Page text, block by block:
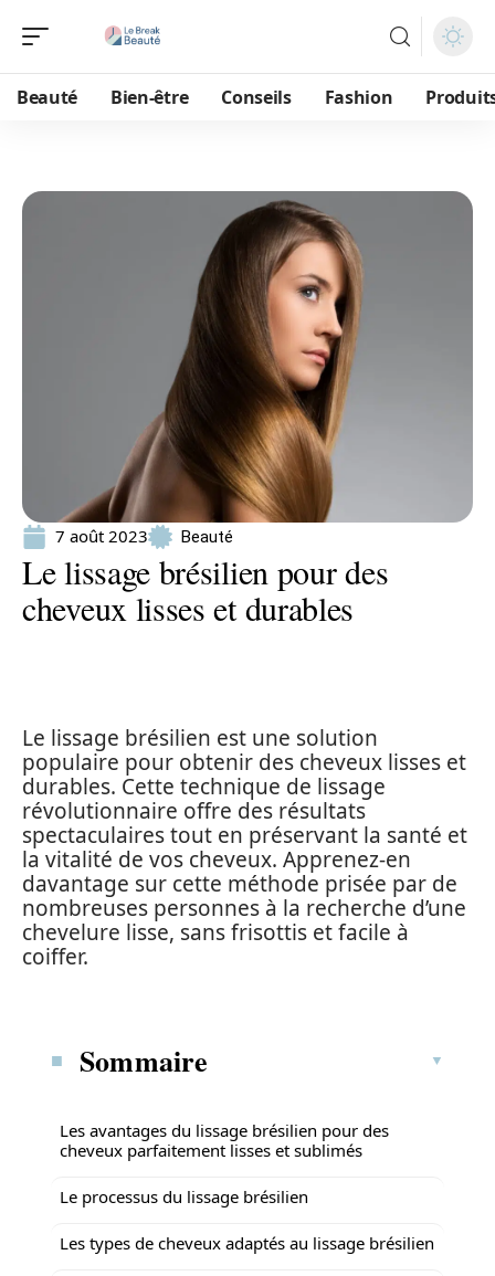
Beauté Bien-être Conseils Fashion
7 août 2023 Beauté
Le lissage brésilien pour des
cheveux lisses et durables
Le lissage brésilien est une solution
populaire pour obtenir des cheveux lisses et
durables. Cette technique de lissage
révolutionnaire offre des résultats
spectaculaires tout en préservant la santé et
la vitalité de vos cheveux. Apprenez-en
davantage sur cette méthode prisée par de
nombreuses personnes à la recherche d’une
chevelure lisse, sans frisottis et facile à
coiffer.
Sommaire
Les avantages du lissage brésilien pour des
cheveux parfaitement lisses et sublimés
Le processus du lissage brésilien
Les types de cheveux adaptés au lissage brésilien